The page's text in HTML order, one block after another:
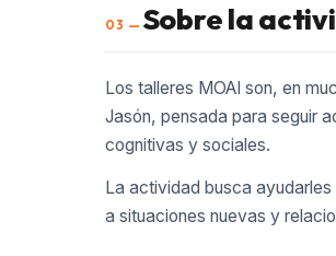
03 — Sobre la
Los talleres MOAI son, en
Jasón, pensada para seguir
cognitivas y sociales.
La actividad busca
a situaciones nuevas y